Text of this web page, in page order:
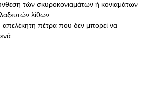
τών σκυροκονιαμάτων ή κονιαμάτων
λίθων
πέτρα που δεν μπορεί να